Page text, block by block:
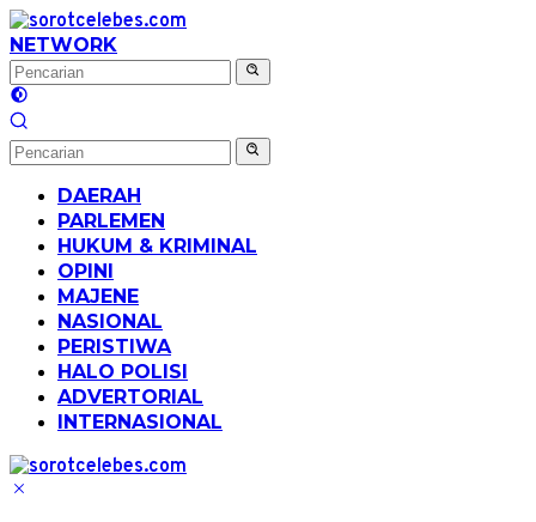
Langsung
ke
konten
NETWORK
DAERAH
PARLEMEN
HUKUM & KRIMINAL
OPINI
MAJENE
NASIONAL
PERISTIWA
HALO POLISI
ADVERTORIAL
INTERNASIONAL